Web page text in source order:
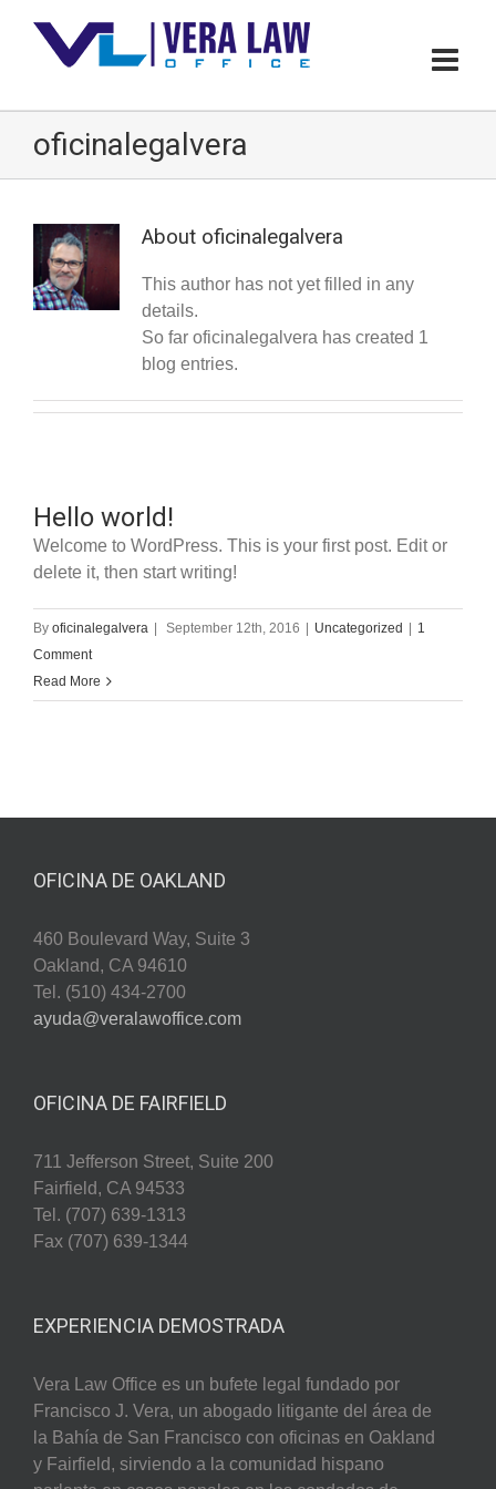
oficinalegalvera
About oficinalegalvera
This author has not yet filled in any
details.
So far oficinalegalvera has created 1
blog entries.
Hello world!
Welcome to WordPress. This is your first post. Edit or
delete it, then start writing!
By oficinalegalvera | September 12th, 2016 | Uncategorized | 1
Comment
Read More
OFICINA DE OAKLAND
460 Boulevard Way, Suite 3
Oakland, CA 94610
Tel. (510) 434-2700
ayuda@veralawoffice.com
OFICINA DE FAIRFIELD
711 Jefferson Street, Suite 200
Fairfield, CA 94533
Tel. (707) 639-1313
Fax (707) 639-1344
EXPERIENCIA DEMOSTRADA
Vera Law Office es un bufete legal fundado por
Francisco J. Vera, un abogado litigante del área de
la Bahía de San Francisco con oficinas en Oakland
y Fairfield, sirviendo a la comunidad hispano